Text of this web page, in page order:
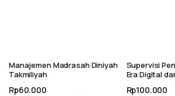
Manajemen Madrasah Diniyah
Takmiliyah
Rp60.000
Supervisi
Era Digital
Rp100.000